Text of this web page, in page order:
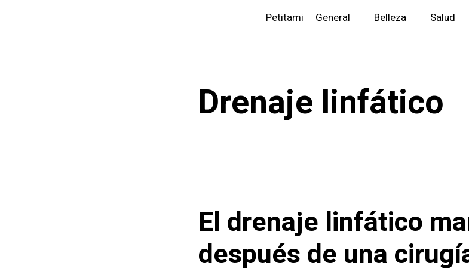
Petitami General Belleza Salud
Drenaje linfático
El drenaje linfático
después de una